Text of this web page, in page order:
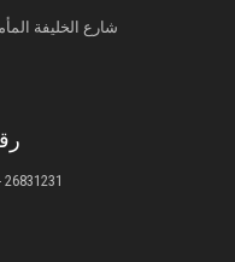
شارع الخليفة
26831231 - 26831417 - 26831474